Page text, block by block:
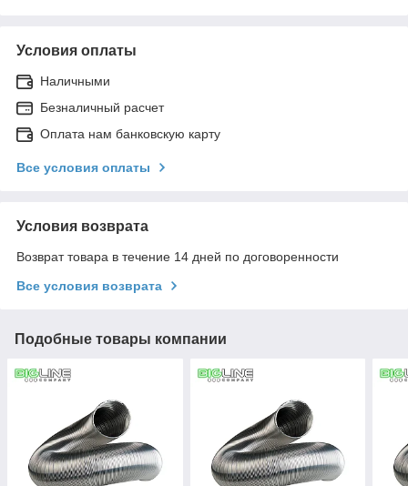
Условия оплаты
Наличными
Безналичный расчет
Оплата нам банковскую карту
Все условия оплаты
Условия возврата
Возврат товара в течение 14 дней по договоренности
Все условия возврата
Подобные товары компании